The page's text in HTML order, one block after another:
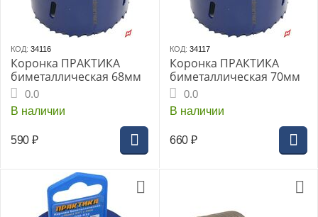
КОД: 34116
Коронка ПРАКТИКА
биметаллическая 68мм
0.0
В наличии
590 ₽
КОД: 34117
Коронка ПРАКТИКА
биметаллическая 70мм
0.0
В наличии
660 ₽